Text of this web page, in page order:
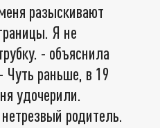
разыскивают
Я не
- объяснила
раньше, в 19
удочерили.
родитель.